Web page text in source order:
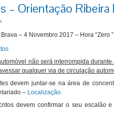
– Orientação Ribeira
– 4 Novembro 2017 – Hora “Zero
não será interrompida
qualquer via de circulação
devem juntar-se na área de
– Localização.
devem confirmar o seu escalão